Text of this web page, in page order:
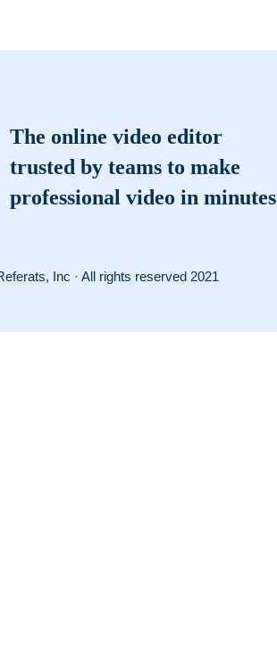
The online video editor
trusted by teams to make
professional video in minutes
Inc · All rights reserved 2021